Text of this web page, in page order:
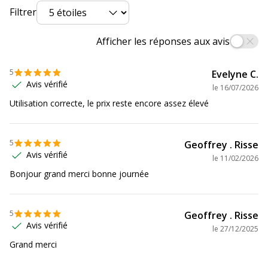
Consommables
inclus
Pack de 4
équivalentes
Epson C13T10H64510
Données logistiques
Données logistiques
Quantité emballée
Garantie
Filtrer
Afficher les réponses aux avis
5
Avis vérifié
Evelyne C.
le 16/07/2026
Utilisation correcte, le prix reste encore assez élevé
5
Avis vérifié
Geoffrey . Risse
le 11/02/2026
Bonjour grand merci bonne journée
5
Avis vérifié
Geoffrey . Risse
le 27/12/2025
Grand merci